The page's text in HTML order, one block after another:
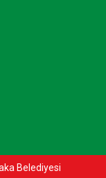
Belediyesi